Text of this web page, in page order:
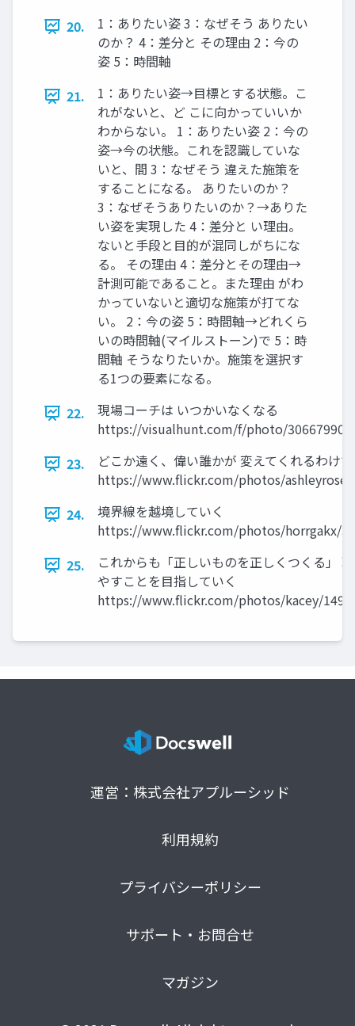
20.
1：ありたい姿 3：なぜそう ありたい
のか？ 4：差分と その理由 2：今の
姿 5：時間軸
21.
1：ありたい姿→目標とする状態。こ
れがないと、ど こに向かっていいか
わからない。 1：ありたい姿 2：今の
姿→今の状態。これを認識していな
いと、間 3：なぜそう 違えた施策を
することになる。 ありたいのか？
3：なぜそうありたいのか？→ありた
い姿を実現した 4：差分と い理由。
ないと手段と目的が混同しがちにな
る。 その理由 4：差分とその理由→
計測可能であること。また理由 がわ
かっていないと適切な施策が打てな
い。 2：今の姿 5：時間軸→どれくら
いの時間軸(マイルストーン)で 5：時
間軸 そうなりたいか。施策を選択す
る1つの要素になる。
22.
現場コーチは いつかいなくなる
https://visualhunt.com/f/photo/
23.
どこか遠く、偉い誰かが 変えてくれるわけ
https://www.ﬂickr.com/photos/
24.
境界線を越境していく
https://www.ﬂickr.com/photos/horrgakx/
25.
これからも「正しいものを正しくつくる」
やすことを目指していく
https://www.ﬂickr.com/photos/kacey/
運営：株式会社アプルーシッド
利用規約
プライバシーポリシー
サポート・お問合せ
マガジン